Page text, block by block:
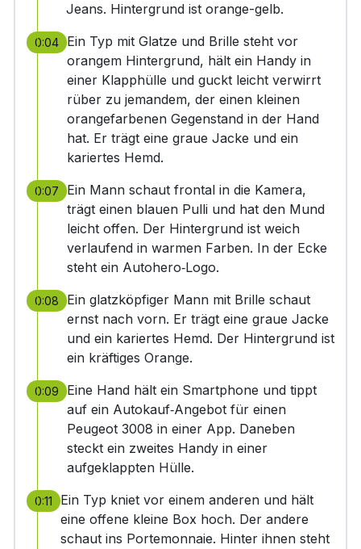
Jeans. Hintergrund ist orange-gelb.
0:04 Ein Typ mit Glatze und Brille steht vor
orangem Hintergrund, hält ein Handy in
einer Klapphülle und guckt leicht verwirrt
rüber zu jemandem, der einen kleinen
orangefarbenen Gegenstand in der Hand
hat. Er trägt eine graue Jacke und ein
kariertes Hemd.
0:07
Ein Mann schaut frontal in die Kamera,
trägt einen blauen Pulli und hat den Mund
leicht offen. Der Hintergrund ist weich
verlaufend in warmen Farben. In der Ecke
steht ein Autohero‑Logo.
0:08
Ein glatzköpfiger Mann mit Brille schaut
ernst nach vorn. Er trägt eine graue Jacke
und ein kariertes Hemd. Der Hintergrund ist
ein kräftiges Orange.
0:09
Eine Hand hält ein Smartphone und tippt
auf ein Autokauf‑Angebot für einen
Peugeot 3008 in einer App. Daneben
steckt ein zweites Handy in einer
aufgeklappten Hülle.
0:11
Ein Typ kniet vor einem anderen und hält
eine offene kleine Box hoch. Der andere
schaut ins Portemonnaie. Hinter ihnen steht